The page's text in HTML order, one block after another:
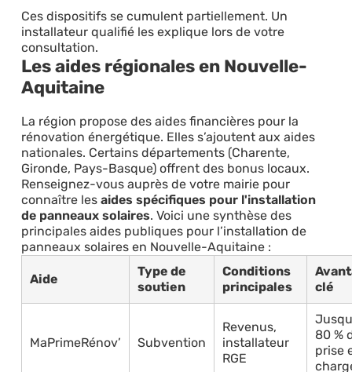
Ces dispositifs se cumulent partiellement. Un
installateur qualifié les explique lors de votre
consultation.
Les aides régionales en Nouvelle-
Aquitaine
La région propose des aides financières pour la
rénovation énergétique. Elles s’ajoutent aux aides
nationales. Certains départements (Charente,
Gironde, Pays-Basque) offrent des bonus locaux.
Renseignez-vous auprès de votre mairie pour
connaître les aides spécifiques pour l'installation
de panneaux solaires. Voici une synthèse des
principales aides publiques pour l’installation de
panneaux solaires en Nouvelle-Aquitaine :
Aide
Type de
soutien
Conditions
principales
clé
MaPrimeRénov’ Subvention
Revenus,
installateur
RGE
80 %
prise